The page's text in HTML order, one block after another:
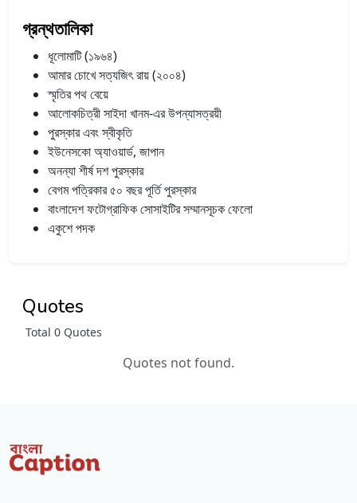
গ্রন্থতালিকা
ধূলোমাটি (১৯৬৪)
আমার চোখে সত্যজিৎ রায় (২০০৪)
স্মৃতির পথ বেয়ে
আলোকচিত্রী সাইদা খানম-এর উপন্যাসত্রয়ী
পুরস্কার এবং স্বীকৃতি
ইউনেসকো অ্যাওয়ার্ড, জাপান
অনন্যা শীর্ষ দশ পুরস্কার
বেগম পত্রিকার ৫০ বছর পূর্তি পুরস্কার
বাংলাদেশ ফটোগ্রাফিক সোসাইটির সম্মানসূচক ফেলো
একুশে পদক
Quotes
Total 0 Quotes
Quotes not found.